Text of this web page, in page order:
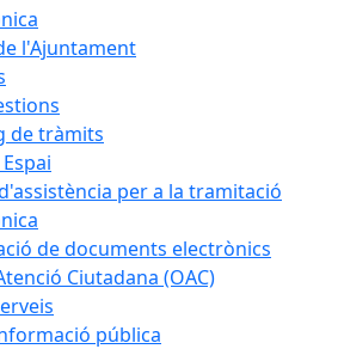
l'Ajuntament
de tràmits
per a la tramitació
de documents electrònics
Ciutadana (OAC)
pública